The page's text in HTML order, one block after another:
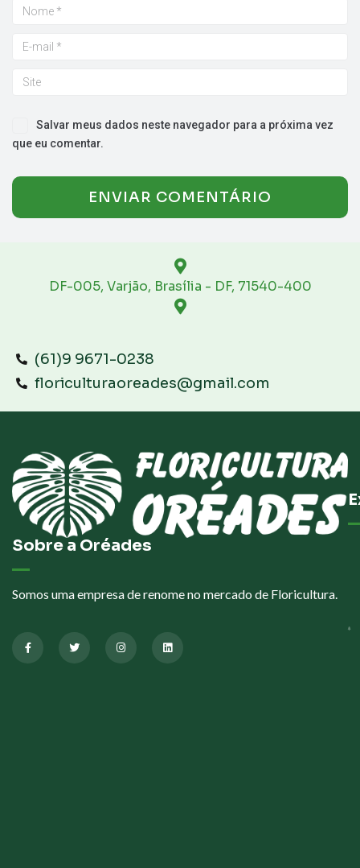
Salvar meus dados neste navegador para a próxima vez
que eu comentar.
DF-005, Varjão, Brasília - DF, 71540-400
(61)9 9671-0238
floriculturaoreades@gmail.com
Sobre a Oréades
Somos uma empresa de renome no mercado de Floricultura.